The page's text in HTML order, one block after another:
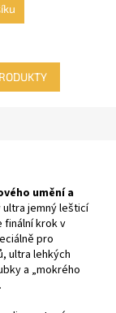
umění a
ultra jemný lešticí
krok v
pro
ultra lehkých
a „mokrého